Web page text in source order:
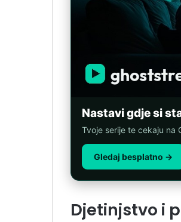
Nastavi gdje si
Tvoje serije te cekaju na
Gledaj besplatno →
Djetinjstvo i